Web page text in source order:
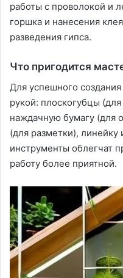
работы с проволокой и
горшка и нанесения
разведения гипса.
Что пригодится
Для успешного
рукой: плоскогубцы
наждачную бумагу (для
(для разметки), линейку
инструменты облегчат
работу более приятной.